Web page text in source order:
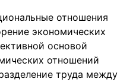
отношения
экономических
основой
отношений
труда между